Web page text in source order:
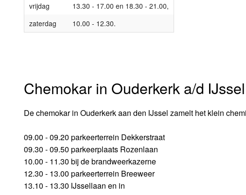
vrijdag
13.30 - 17.00 en 18.30 - 21.00,
zaterdag
10.00 - 12.30.
Chemokar in Ouderkerk a/d IJssel
De chemokar in Ouderkerk aan den IJssel zamelt het klein
09.00 - 09.20 parkeerterrein Dekkerstraat
09.30 - 09.50 parkeerplaats Rozenlaan
10.00 - 11.30 bij de brandweerkazerne
12.30 - 13.00 parkeerterrein Breeweer
13.10 - 13.30 IJssellaan en in